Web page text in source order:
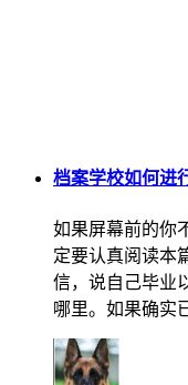
档案学校如何进
如果屏幕前的你
定要认真阅读本
信，说自己毕业
哪里。如果确实